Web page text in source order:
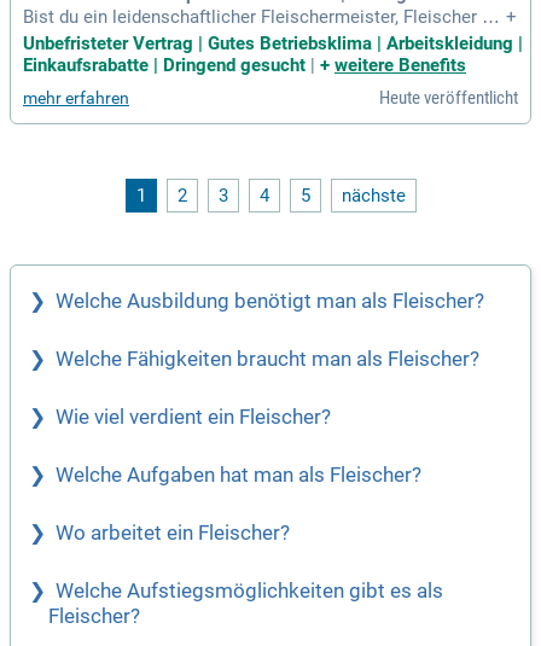
Bist du ein leidenschaftlicher Fleischermeister, Fleischer od
er Metzger (m/w/d) auf der Suche nach einer neuen Herausf
orderung? Wir suchen dich für unser modernes Unternehme
n in Rellingen! In dieser Vollzeitposition übernimmst du Ver
antwortung in der Produktion und Organisation. Deine Aufga
ben umfassen das fachgerechte Zerlegen, Schneiden und V
en und organisierst die täglichen Abläufe. Werde Teil unsere
s engagierten Teams und bringe deine Fähigkeiten in einem
+
Unbefristeter Vertrag | Gutes Betriebsklima | Arbeitskleidung |
Einkaufsrabatte | Dringend gesucht | + weitere Benefits
mehr erfahren Heute veröffentlicht
1 2 3 4 5 nächste
Welche Ausbildung benötigt man als Fleischer?
Welche Fähigkeiten braucht man als Fleischer?
Wie viel verdient ein Fleischer?
Welche Aufgaben hat man als Fleischer?
Wo arbeitet ein Fleischer?
Welche Aufstiegsmöglichkeiten gibt es als
Fleischer?